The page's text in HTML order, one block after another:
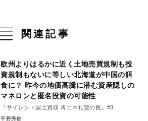
関連記事
欧州よりはるかに近く土地売買規制も投
資規制もないに等しい北海道が中国の餌
食に？ 昨今の地価高騰に潜む資産隠しの
マネロンと匿名投資の可能性
『サイレント国土買収 再エネ礼賛の罠』#3
平野秀樹